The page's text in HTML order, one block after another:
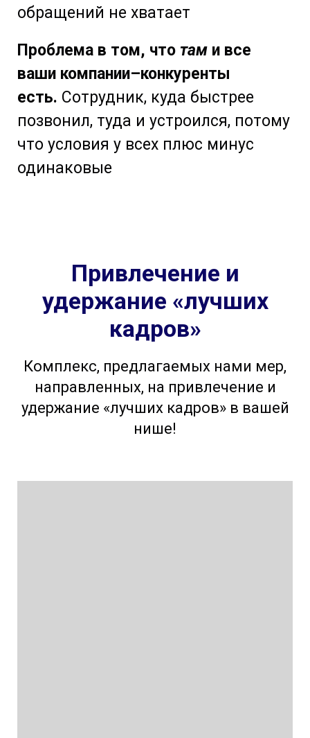
обращений не хватает
Проблема в том, что там и все
ваши компании–конкуренты
есть. Сотрудник, куда быстрее
позвонил, туда и устроился, потому
что условия у всех плюс минус
одинаковые
Привлечение и
удержание «лучших
кадров»
Комплекс, предлагаемых нами мер,
направленных, на привлечение и
удержание «лучших кадров» в вашей
нише!